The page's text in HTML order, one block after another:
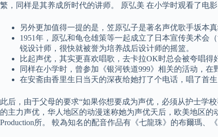
繁，同样是其养成所时代的讲师。 原弘美 在小学时观看了电
另外更加值得一提的是，笠原弘子是著名声优歌手坂本真
1951年，原弘和龟仓雄策等一起成立了日本宣传美术会
锐设计师，很快就被誉为培养战后设计师的摇篮。
比起声优，其实更喜欢唱歌，去卡拉OK时总会被夸唱得
同样在小学时，曾参加《银河铁道999》相关的活动，
在安斋由香里生日当天的深夜给她打了个电话，唱了首
此后，由于父母的要求“如果你想要成为声优，必须从护士学
的主力声优，华人地区的动漫迷称她为声优天后，欧美地区的
Production所。 較為知名的配音作品有《七龍珠》的布爾瑪、